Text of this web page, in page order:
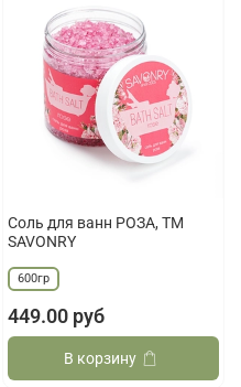
Соль для ванн РОЗА, ТМ
SAVONRY
600гр
449.00 руб
В корзину